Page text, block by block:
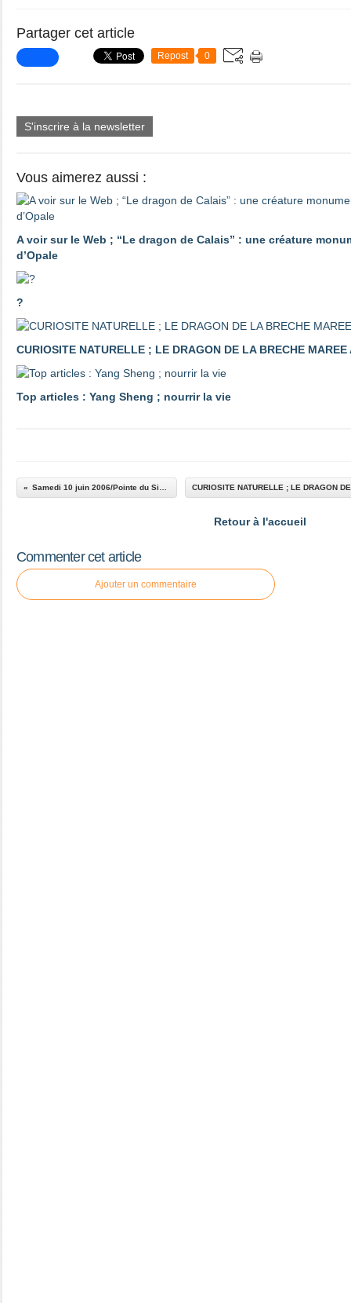
Partager cet article
Repost 0
S'inscrire à la newsletter
Vous aimerez aussi :
A voir sur le Web ; “Le dragon de Calais” : une créature
d’Opale
?
CURIOSITE NATURELLE ; LE DRAGON DE LA BRECHE MAREE
Top articles : Yang Sheng ; nourrir la vie
Retour à l'accueil
Commenter cet article
Ajouter un commentaire